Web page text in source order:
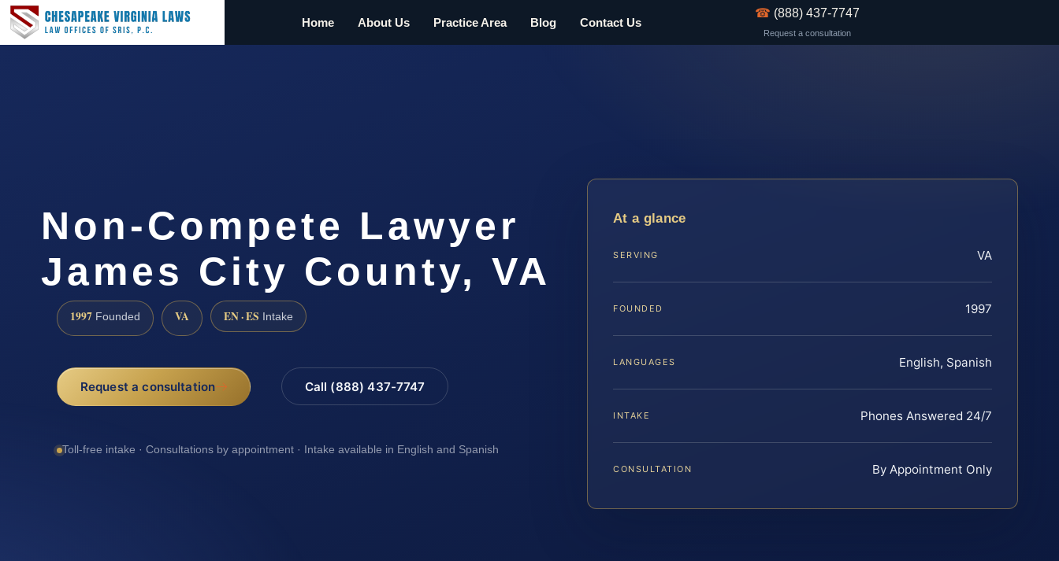
Home About Us Practice Area Blog Contact Us
☎ (888) 437-7747
Request a consultation
Non-Compete Lawyer
James City County, VA
1997 Founded VA EN · ES Intake
Request a consultation Call (888) 437-7747
Toll-free intake · Consultations by appointment · Intake available in English and Spanish
At a glance
SERVING VA
FOUNDED 1997
LANGUAGES English, Spanish
INTAKE Phones Answered 24/7
CONSULTATION By Appointment Only